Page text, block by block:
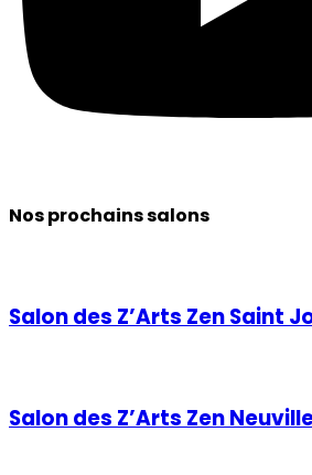
Nos prochains salons
Salon des Z’Arts Zen Saint
Salon des Z’Arts Zen